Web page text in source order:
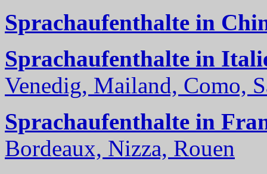
Sprachaufenthalte in
Sprachaufenthalte in
Venedig, Mailand, Como,
Sprachaufenthalte in
Bordeaux, Nizza, Rouen